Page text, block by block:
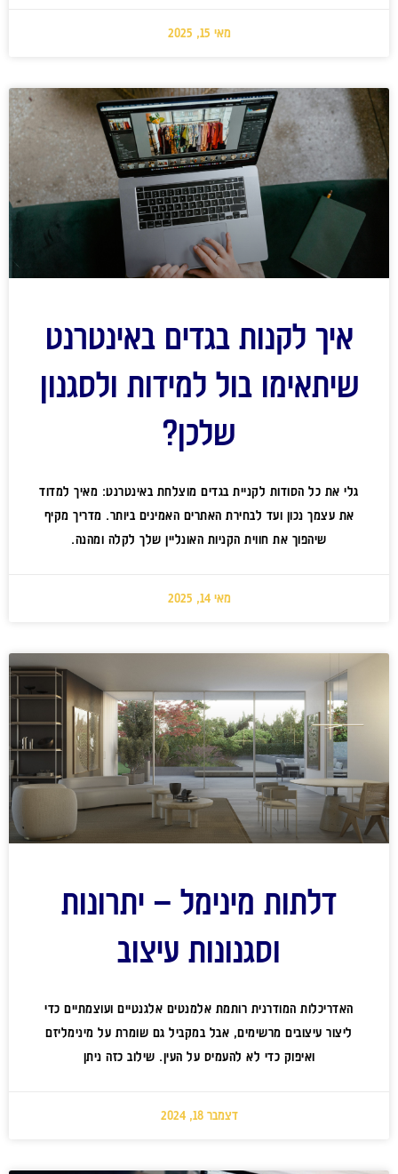
מאי 15, 2025
איך לקנות בגדים באינטרנט
שיתאימו בול למידות ולסגנון
שלכן?
גלי את כל הסודות לקניית בגדים מוצלחת באינטרנט: מאיך למדוד
את עצמך נכון ועד לבחירת האתרים האמינים ביותר. מדריך מקיף
שיהפוך את חווית הקניות האונליין שלך לקלה ומהנה.
מאי 14, 2025
דלתות מינימל – יתרונות
וסגנונות עיצוב
האדריכלות המודרנית רותמת אלמנטים אלגנטיים ועוצמתיים כדי
ליצור עיצובים מרשימים, אבל במקביל גם שומרת על מינימליזם
ואיפוק כדי לא להעמיס על העין. שילוב כזה ניתן
דצמבר 18, 2024